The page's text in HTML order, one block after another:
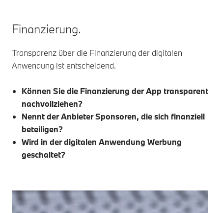
Finanzierung.
Transparenz über die Finanzierung der digitalen
Anwendung ist entscheidend.
Können Sie die Finanzierung der App transparent
nachvollziehen?
Nennt der Anbieter Sponsoren, die sich finanziell
beteiligen?
Wird in der digitalen Anwendung Werbung
geschaltet?